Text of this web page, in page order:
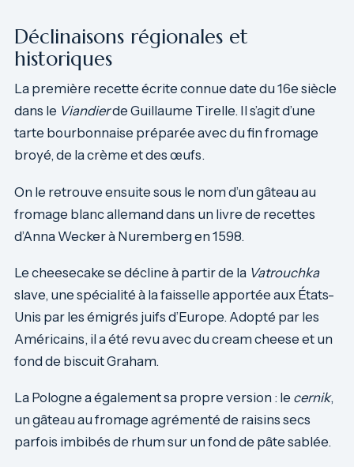
Déclinaisons régionales et
historiques
La première recette écrite connue date du 16e siècle
dans le Viandierde Guillaume Tirelle. Il s’agit d’une
tarte bourbonnaise préparée avec du fin fromage
broyé, de la crème et des œufs.
On le retrouve ensuite sous le nom d’un gâteau au
fromage blanc allemand dans un livre de recettes
d’Anna Wecker à Nuremberg en 1598.
Le cheesecake se décline à partir de la Vatrouchka
slave, une spécialité à la faisselle apportée aux États-
Unis par les émigrés juifs d’Europe. Adopté par les
Américains, il a été revu avec du cream cheese et un
fond de biscuit Graham.
La Pologne a également sa propre version : le cernik,
un gâteau au fromage agrémenté de raisins secs
parfois imbibés de rhum sur un fond de pâte sablée.